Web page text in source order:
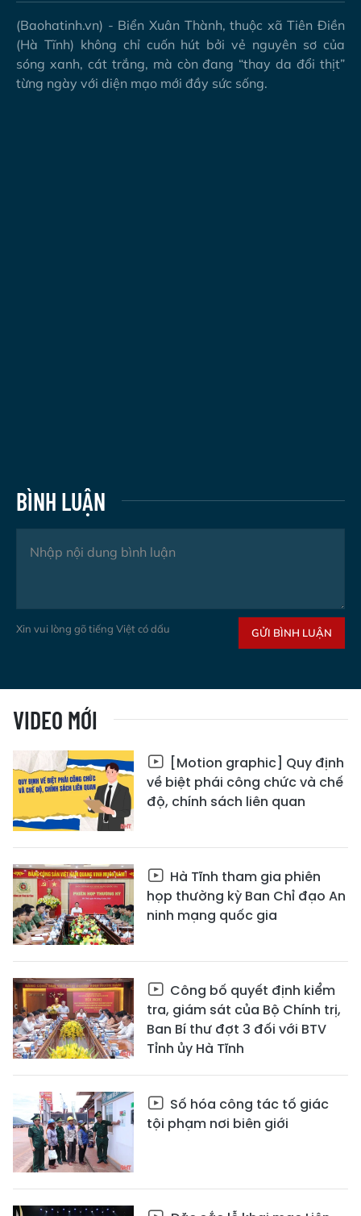
(Baohatinh.vn) - Biển Xuân Thành, thuộc xã Tiên Điền
(Hà Tĩnh) không chỉ cuốn hút bởi vẻ nguyên sơ của
sóng xanh, cát trắng, mà còn đang “thay da đổi thịt”
từng ngày với diện mạo mới đầy sức sống.
BÌNH LUẬN
Xin vui lòng gõ tiếng Việt có dấu GỬI BÌNH LUẬN
VIDEO MỚI
[Motion graphic] Quy định
về biệt phái công chức và chế
độ, chính sách liên quan
Hà Tĩnh tham gia phiên
họp thường kỳ Ban Chỉ đạo An
ninh mạng quốc gia
Công bố quyết định kiểm
tra, giám sát của Bộ Chính trị,
Ban Bí thư đợt 3 đối với BTV
Tỉnh ủy Hà Tĩnh
Số hóa công tác tố giác
tội phạm nơi biên giới